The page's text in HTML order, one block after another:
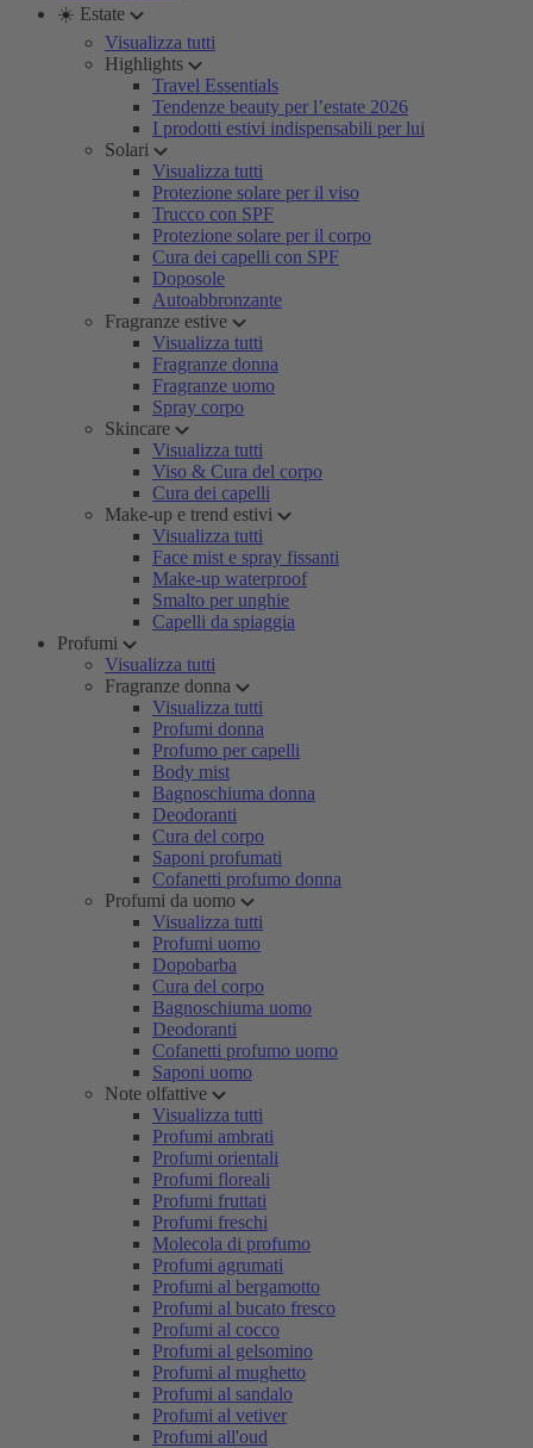
☀️ Estate
Visualizza tutti
Highlights
Travel Essentials
Tendenze beauty per l’estate 2026
I prodotti estivi indispensabili per lui
Solari
Visualizza tutti
Protezione solare per il viso
Trucco con SPF
Protezione solare per il corpo
Cura dei capelli con SPF
Doposole
Autoabbronzante
Fragranze estive
Visualizza tutti
Fragranze donna
Fragranze uomo
Spray corpo
Skincare
Visualizza tutti
Viso & Cura del corpo
Cura dei capelli
Make-up e trend estivi
Visualizza tutti
Face mist e spray fissanti
Make-up waterproof
Smalto per unghie
Capelli da spiaggia
Profumi
Visualizza tutti
Fragranze donna
Visualizza tutti
Profumi donna
Profumo per capelli
Body mist
Bagnoschiuma donna
Deodoranti
Cura del corpo
Saponi profumati
Cofanetti profumo donna
Profumi da uomo
Visualizza tutti
Profumi uomo
Dopobarba
Cura del corpo
Bagnoschiuma uomo
Deodoranti
Cofanetti profumo uomo
Saponi uomo
Note olfattive
Visualizza tutti
Profumi ambrati
Profumi orientali
Profumi floreali
Profumi fruttati
Profumi freschi
Molecola di profumo
Profumi agrumati
Profumi al bergamotto
Profumi al bucato fresco
Profumi al cocco
Profumi al gelsomino
Profumi al mughetto
Profumi al sandalo
Profumi al vetiver
Profumi all'oud